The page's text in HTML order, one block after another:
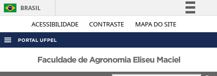
ACESSIBILIDADE CONTRASTE MAPA DO SITE
BRASIL
Simplifique!
PORTAL UFPEL
ACESSO À INFORMAÇÃO
AUDITORIA
Faculdade de Agronomia Eliseu Maciel